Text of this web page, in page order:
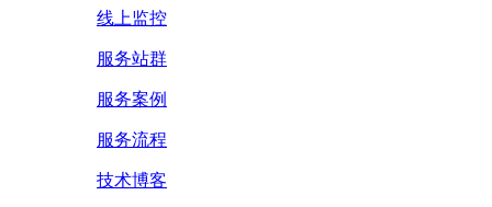
线上监控
服务站群
服务案例
服务流程
技术博客